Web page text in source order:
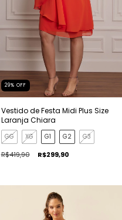
29% OFF
Vestido de Festa Midi Plus Size
Laranja Chiara
GG XG G1 G2 G3
R$419,90 R$299,90